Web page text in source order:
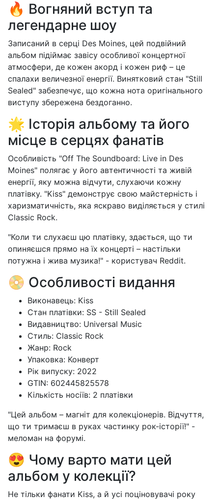
🔥 Вогняний вступ та
легендарне шоу
Записаний в серці Des Moines, цей подвійний
альбом підіймає завісу особливої концертної
атмосфери, де кожен акорд і кожен риф – це
спалахи величезної енергії. Винятковий стан "Still
Sealed" забезпечує, що кожна нота оригінального
виступу збережена бездоганно.
🌟 Історія альбому та його
місце в серцях фанатів
Особливість "Off The Soundboard: Live in Des
Moines" полягає у його автентичності та живій
енергії, яку можна відчути, слухаючи кожну
платівку. "Kiss" демонструє свою майстерність і
харизматичність, яка яскраво виділяється у стилі
Classic Rock.
"Коли ти слухаєш цю платівку, здається, що ти
опиняєшся прямо на їх концерті – настільки
потужна і жива музика!" - користувач Reddit.
📀 Особливості видання
Виконавець: Kiss
Стан платівки: SS - Still Sealed
Видавництво: Universal Music
Стиль: Classic Rock
Жанр: Rock
Упаковка: Конверт
Рік випуску: 2022
GTIN: 602445825578
Кількість носіїв: 2 платівки
"Цей альбом – магніт для колекціонерів. Відчуття,
що ти тримаєш в руках частинку рок-історії!" -
меломан на форумі.
😍 Чому варто мати цей
альбом у колекції?
Не тільки фанати Kiss, а й усі поціновувачі року